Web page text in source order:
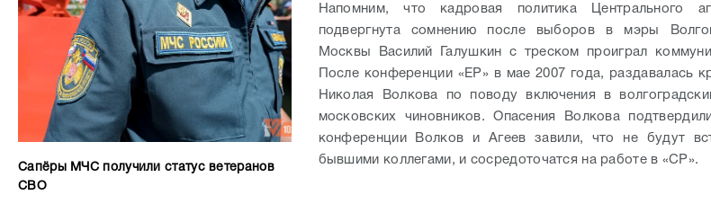
Сапёры МЧС получили статус ветеранов
СВО
Напомним, что кадровая политика Центрального
подвергнута сомнению после выборов в мэры
Москвы Василий Галушкин с треском проиграл
После конференции «ЕР» в мае 2007 года, раздавалась
Николая Волкова по поводу включения в
московских чиновников. Опасения Волкова
конференции Волков и Агеев завили, что не будут
бывшими коллегами, и сосредоточатся на работе в «СР».